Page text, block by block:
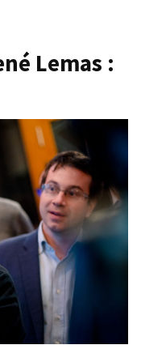
Acte
Lemas :